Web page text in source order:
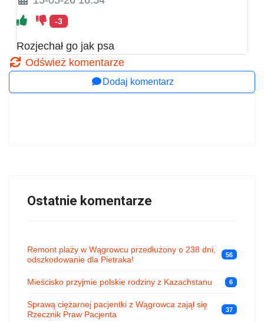
-3
Rozjechał go jak psa
Odśwież komentarze
Dodaj komentarz
Ostatnie komentarze
Remont plaży w Wągrowcu przedłużony o 238 dni,
odszkodowanie dla Pietraka!
56
Mieścisko przyjmie polskie rodziny z Kazachstanu 6
Sprawą ciężarnej pacjentki z Wągrowca zajął się
Rzecznik Praw Pacjenta
37